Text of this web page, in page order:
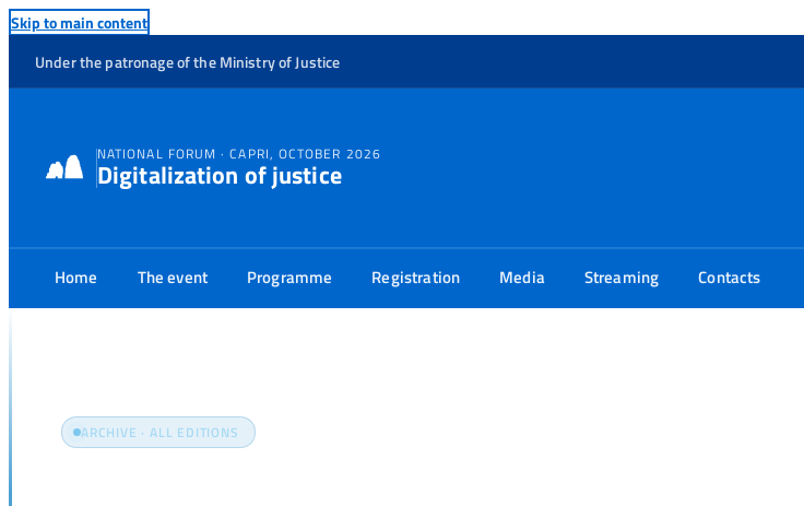
Skip to main content
Under the patronage of the Ministry of Justice
NATIONAL FORUM · CAPRI, OCTOBER 2026
Digitalization of justice
Home The event Programme Registration Media Streaming Contacts
ARCHIVE · ALL EDITIONS